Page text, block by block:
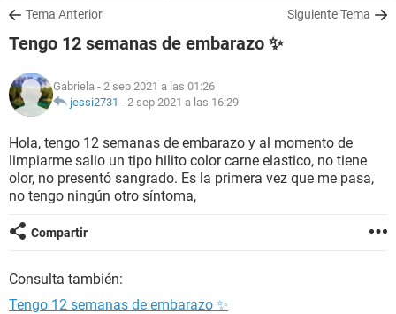
SALUD
FAMILIA
NUTRICIÓN
BIENESTAR
SEXUALIDAD
GLOSARIO
Tema Anterior Siguiente Tema
Tengo 12 semanas de embarazo ✨
Gabriela - 2 sep 2021 a las 01:26
jessi2731 - 2 sep 2021 a las 16:29
Hola, tengo 12 semanas de embarazo y al momento de
limpiarme salio un tipo hilito color carne elastico, no tiene
olor, no presentó sangrado. Es la primera vez que me pasa,
no tengo ningún otro síntoma,
Compartir
Consulta también:
Tengo 12 semanas de embarazo ✨